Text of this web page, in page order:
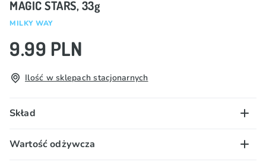
MAGIC STARS, 33g
MILKY WAY
9.99 PLN
Ilość w sklepach stacjonarnych
Skład
Cukier, tłuszcz kakaowy, odtłuszczone MLEKO w
Wartość odżywcza